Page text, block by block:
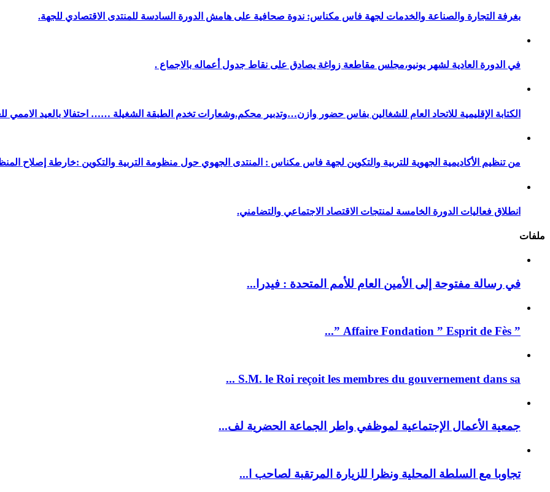
بغرفة التجارة والصناعة والخدمات لجهة فاس مكناس: ندوة صحافية على هامش الدورة السادسة للمنتدى الاقتصادي للجهة.
في الدورة العادية لشهر يونيو،مجلس مقاطعة زواغة يصادق على نقاط جدول أعماله بالاجماع .
الكتابة الإقليمية للاتحاد العام للشغالين بفاس حضور وازن…وتدبير محكم.وشعارات تخدم الطبقة الشغيلة …… احتفالا بالعيد الاممي
من تنظيم الأكاديمية الجهوية للتربية والتكوين لجهة فاس مكناس : المنتدى الجهوي حول منظومة التربية والتكوين :خارطة إصلاح
انطلاق فعاليات الدورة الخامسة لمنتجات الاقتصاد الاجتماعي والتضامني.
ملفات
في رسالة مفتوحة إلى الأمين العام للأمم المتحدة : فيدرا...
” Affaire Fondation ” Esprit de Fès ”...
S.M. le Roi reçoit les membres du gouvernement dans sa ...
جمعية الأعمال الإجتماعية لموظفي واطر الجماعة الحضرية لف...
تجاوبا مع السلطة المحلية ونظرا للزيارة المرتقبة لصاحب ا...